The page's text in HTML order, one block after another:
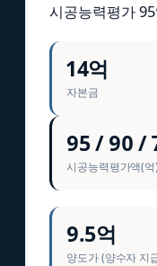
시공능력평가
14억
자본금
95 / 90 /
시공능력평가액(
9.5억
양도가 (양수자 지